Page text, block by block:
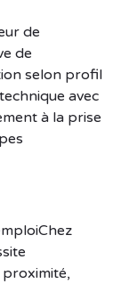
de
de
selon profil
avec
à la prise